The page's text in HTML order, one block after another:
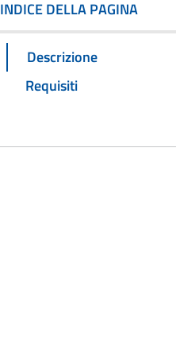
INDICE DELLA PAGINA
Descrizione
Requisiti